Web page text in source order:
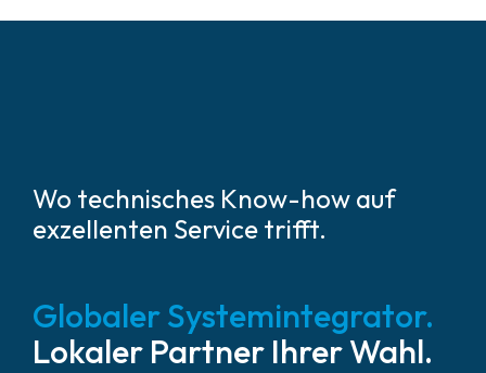
Wo technisches Know-how auf
exzellenten Service trifft.
Globaler Systemintegrator.
Lokaler Partner Ihrer Wahl.